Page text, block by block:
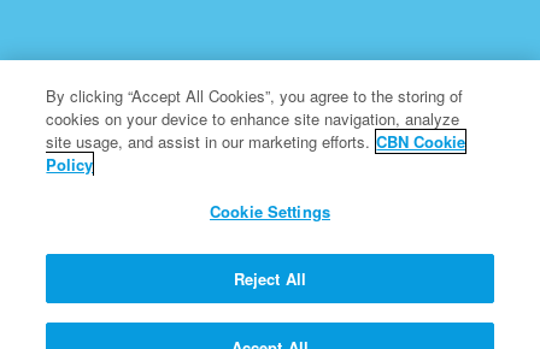
सुपरबुक द ख्रीष्टियन ब्रोडकास्टिङ नेटवर्क, Inc ले दर्ता गरिएको ट्रेडमार्क हो।
सर्वाधिकार सुरक्षित
सिबिएन को बारेमा
By clicking “Accept All Cookies”, you agree to the storing of
cookies on your device to enhance site navigation, analyze
site usage, and assist in our marketing efforts. CBN Cookie
Policy
Cookie Settings
Reject All